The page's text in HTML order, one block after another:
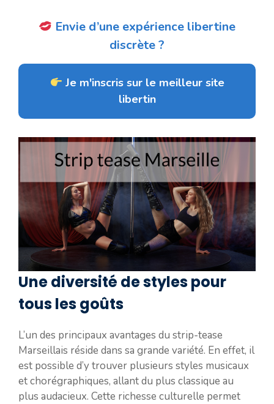
Envie d’une expérience libertine
discrète ?
Je m'inscris sur le meilleur site
libertin
Une diversité de styles pour
tous les goûts
L’un des principaux avantages du strip-tease
Marseillais réside dans sa grande variété. En effet, il
est possible d’y trouver plusieurs styles musicaux
et chorégraphiques, allant du plus classique au
plus audacieux. Cette richesse culturelle permet